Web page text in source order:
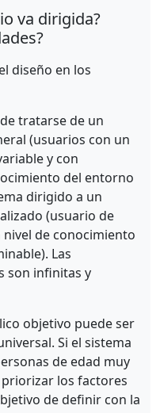
va dirigida?
diseño en los
tratarse de un
(usuarios con un
y con
del entorno
dirigido a un
(usuario de
de conocimiento
Las
son infinitas y
objetivo puede ser
Si el sistema
de edad muy
los factores
de definir con la